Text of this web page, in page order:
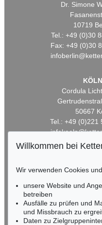
Dr. Simone
10719
Tel.: +49 (0)30
Fax: +49 (0)30
KÖLN
Cordula
50667
Tel.: +49 (0)221
Miriam
Tel.: +49 (0)62
Fax: +49 (0)62
Willkommen bei
Wir verwenden Cookies
unsere Website und
betreiben
Ausfälle zu prüfen und
und Missbrauch zu
Daten zu